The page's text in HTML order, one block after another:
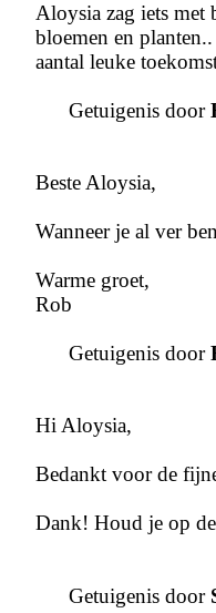
Aloysia zag iets met
bloemen en
aantal leuke
Getuigenis door
Beste Aloysia,
Wanneer je al ver
Warme groet,
Rob
Getuigenis door
Hi Aloysia,
Bedankt voor de
Dank! Houd je op
Getuigenis door